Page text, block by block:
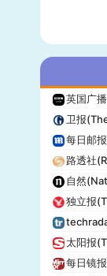
英国广
卫报
每日邮
路透社
自然
独立报
太阳报
每日镜